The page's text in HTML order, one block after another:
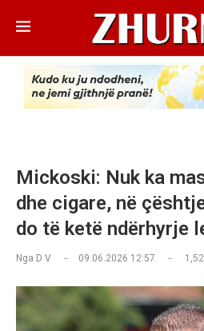
Mickoski: Nuk ka
dhe cigare, në
do të ketë ndërhyrje
Nga D V 09.06.2026 12:57